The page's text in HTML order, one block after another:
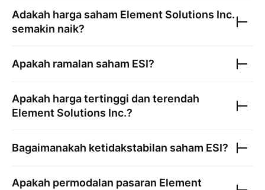
Adakah harga saham Element Solutions Inc.
semakin naik?
Apakah ramalan saham ESI?
Apakah harga tertinggi dan terendah
Element Solutions Inc.?
Bagaimanakah ketidakstabilan saham ESI?
Apakah permodalan pasaran Element